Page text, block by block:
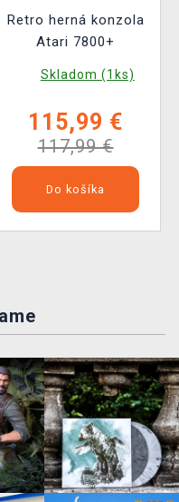
Retro herná konzola
Atari 7800+
Skladom (1ks)
115,99 €
117,99 €
Do košíka